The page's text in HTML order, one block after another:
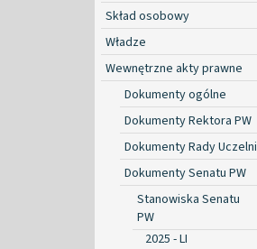
Skład osobowy
Władze
Wewnętrzne akty prawne
Dokumenty ogólne
Dokumenty Rektora PW
Dokumenty Rady Uczelni
Dokumenty Senatu PW
Stanowiska Senatu
PW
2025 - LI